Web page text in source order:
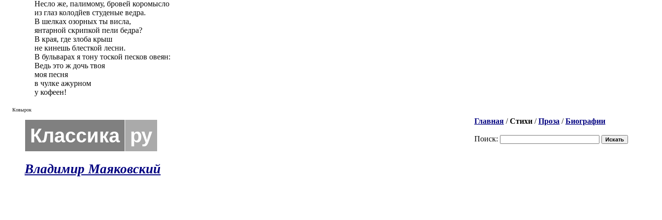
Несло же, палимому, бровей коромысло
из глаз колодйев студеные ведра.
В шелках озорных ты висла,
янтарной скрипкой пели бедра?
В края, где злоба крыш
не кинешь блесткой лесни.
В бульварах я тону тоской песков овеян:
Ведь это ж дочь твоя
моя песня
в чулке ажурном
у кофеен!
Ковырок
Главная /Стихи /Проза /Биографии
Поиск:
Классика ру
Владимир Маяковский